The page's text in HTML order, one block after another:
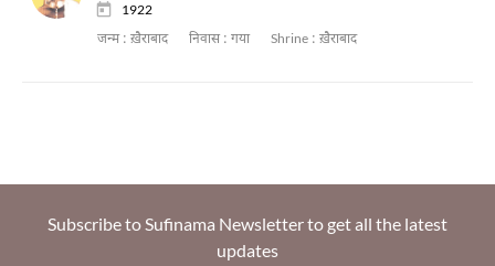
1922
जन्म : ख़ैराबाद निवास : गया Shrine : ख़ैराबाद
Subscribe to Sufinama Newsletter to get all the latest
updates